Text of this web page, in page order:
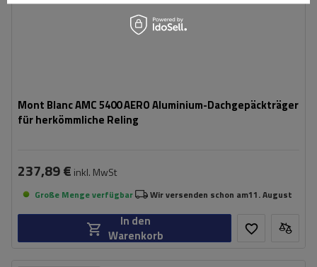
Mont Blanc AMC 5400 AERO Aluminium-Dachgepäckträger
für herkömmliche Reling
237,89 € inkl. MwSt
Große Menge verfügbar Wir versenden schon am11. August
In den
Warenkorb